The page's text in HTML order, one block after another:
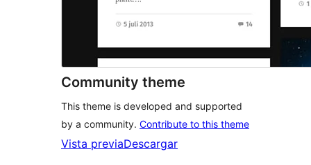
Community theme
This theme is developed and supported
by a community. Contribute to this theme
Vista previaDescargar